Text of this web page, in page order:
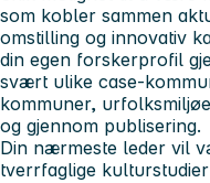
som kobler sammen
omstilling og innovativ
din egen forskerprofil
svært ulike case-
kommuner,
og gjennom publisering.
Din nærmeste leder vil
tverrfaglige